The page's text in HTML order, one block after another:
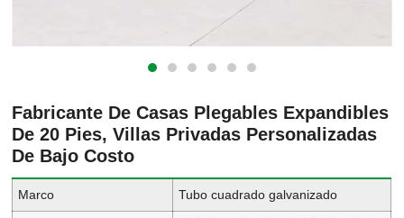
Fabricante De Casas Plegables Expandibles
De 20 Pies, Villas Privadas Personalizadas
De Bajo Costo
Marco Tubo cuadrado galvanizado